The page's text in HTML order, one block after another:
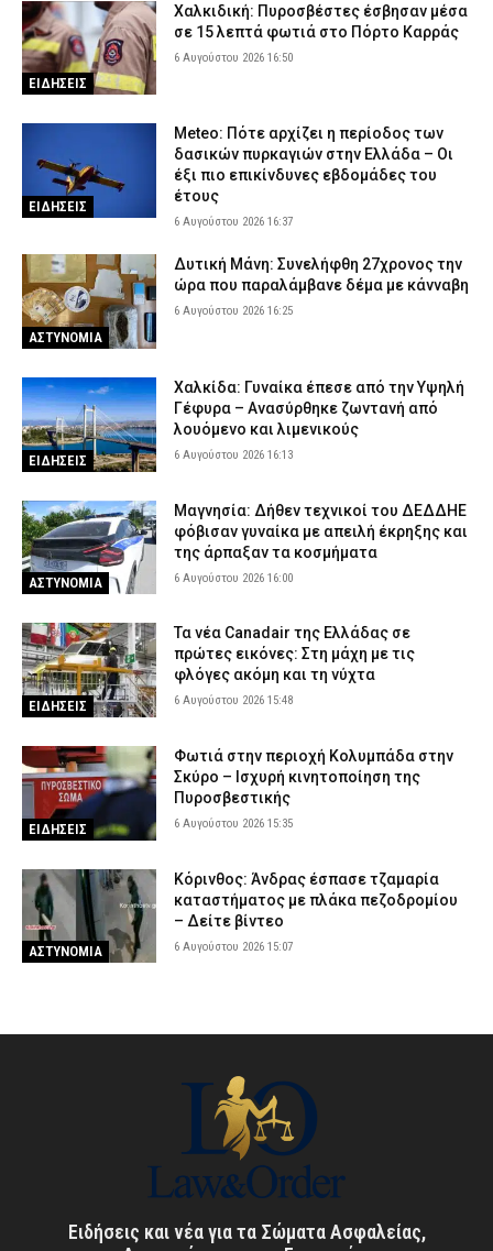
ΕΙΔΗΣΕΙΣ
Χαλκιδική: Πυροσβέστες έσβησαν μέσα
σε 15 λεπτά φωτιά στο Πόρτο Καρράς
6 Αυγούστου 2026 16:50
ΕΙΔΗΣΕΙΣ
Meteo: Πότε αρχίζει η περίοδος των
δασικών πυρκαγιών στην Ελλάδα – Οι
έξι πιο επικίνδυνες εβδομάδες του
έτους
6 Αυγούστου 2026 16:37
ΑΣΤΥΝΟΜΙΑ
Δυτική Μάνη: Συνελήφθη 27χρονος την
ώρα που παραλάμβανε δέμα με κάνναβη
6 Αυγούστου 2026 16:25
ΕΙΔΗΣΕΙΣ
Χαλκίδα: Γυναίκα έπεσε από την Υψηλή
Γέφυρα – Ανασύρθηκε ζωντανή από
λουόμενο και λιμενικούς
6 Αυγούστου 2026 16:13
ΑΣΤΥΝΟΜΙΑ
Μαγνησία: Δήθεν τεχνικοί του ΔΕΔΔΗΕ
φόβισαν γυναίκα με απειλή έκρηξης και
της άρπαξαν τα κοσμήματα
6 Αυγούστου 2026 16:00
ΕΙΔΗΣΕΙΣ
Τα νέα Canadair της Ελλάδας σε
πρώτες εικόνες: Στη μάχη με τις
φλόγες ακόμη και τη νύχτα
6 Αυγούστου 2026 15:48
ΕΙΔΗΣΕΙΣ
Φωτιά στην περιοχή Κολυμπάδα στην
Σκύρο – Ισχυρή κινητοποίηση της
Πυροσβεστικής
6 Αυγούστου 2026 15:35
ΑΣΤΥΝΟΜΙΑ
Κόρινθος: Άνδρας έσπασε τζαμαρία
καταστήματος με πλάκα πεζοδρομίου
– Δείτε βίντεο
6 Αυγούστου 2026 15:07
Ειδήσεις και νέα για τα Σώματα Ασφαλείας,